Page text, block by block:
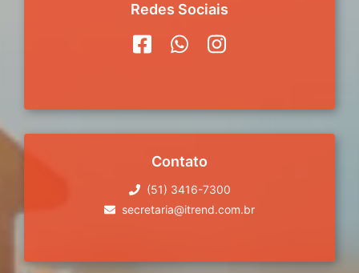
Redes Sociais
Contato
(51) 3416-7300
secretaria@itrend.com.br